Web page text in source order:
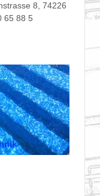
8, 74226
65 88 5